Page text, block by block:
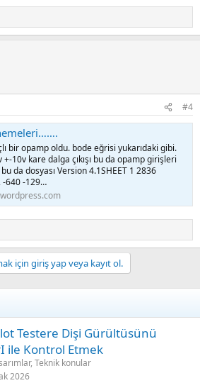
#4
bir opamp oldu. bode eğrisi yukarıdaki gibi.
10v kare dalga çıkışı bu da opamp girişleri
da dosyası Version 4.1SHEET 1 2836
-640 -129…
için giriş yap veya kayıt ol.
Testere Dişi Gürültüsünü
ile Kontrol Etmek
Teknik konular
2026